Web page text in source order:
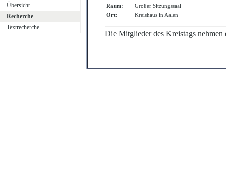
Übersicht
Recherche
Textrecherche
Raum:
Großer Sitzungssaal
Ort:
Kreishaus in Aalen
Die Mitglieder des Kreistags